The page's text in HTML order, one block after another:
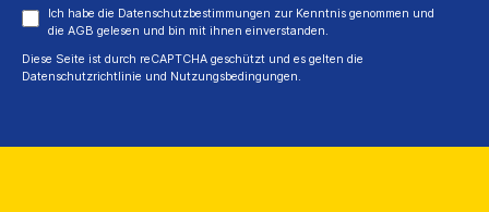
Ich habe die Datenschutzbestimmungen zur Kenntnis genommen und
die AGB gelesen und bin mit ihnen einverstanden.
Diese Seite ist durch reCAPTCHA geschützt und es gelten die
Datenschutzrichtlinie und Nutzungsbedingungen.